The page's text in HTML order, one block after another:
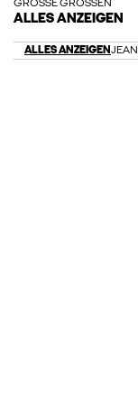
GROSSE GRÖSSEN
ALLES ANZEIGEN
ALLES ANZEIGEN